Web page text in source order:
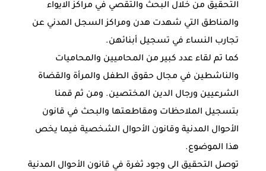
التحقيق من خلال البحث والتقصي في مراكز الايواء
والمناطق التي شهدت هدن ومراكز السجل المدني عن
تجارب النساء في تسجيل أبنائهن.
كما تم لقاء عدد كبير من المحاميين والمحاميات
والناشطين في مجال حقوق الطفل والمرأة والقضاة
الشرعيين ورجال الدين المختصين. ومن ثم قمنا
بتسجيل الملاحظات ومقاطعتها والبحث في قانون
الأحوال المدنية وقانون الأحوال الشخصية فيما يخص
هذا الموضوع.
توصل التحقيق الى وجود ثغرة في قانون الأحوال المدنية